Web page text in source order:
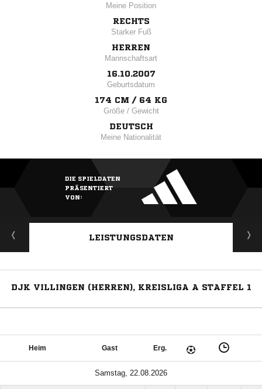
Meine Position
RECHTS
Starker Fuß
HERREN
Mannschaftsart
16.10.2007
Geburtsdatum
174 CM / 64 KG
Größe / Gewicht
DEUTSCH
Meine Nationalität
DIE SPIELDATEN
PRÄSENTIERT
VON:
LEISTUNGSDATEN
DJK VILLINGEN (HERREN), KREISLIGA A STAFFEL 1
Heim Gast Erg.
Samstag, 22.08.2026